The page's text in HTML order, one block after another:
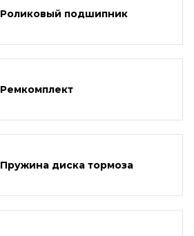
Роликовый подшипник
Ремкомплект
Пружина диска тормоза